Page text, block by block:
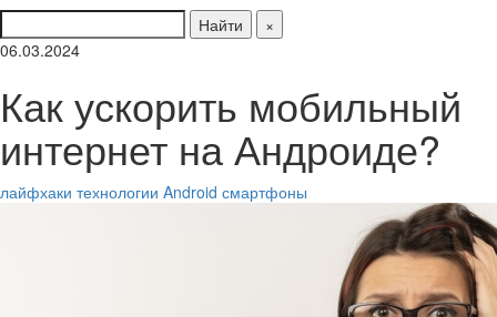
Найти
×
06.03.2024
Как ускорить мобильный
интернет на Андроиде?
лайфхаки технологии Android смартфоны